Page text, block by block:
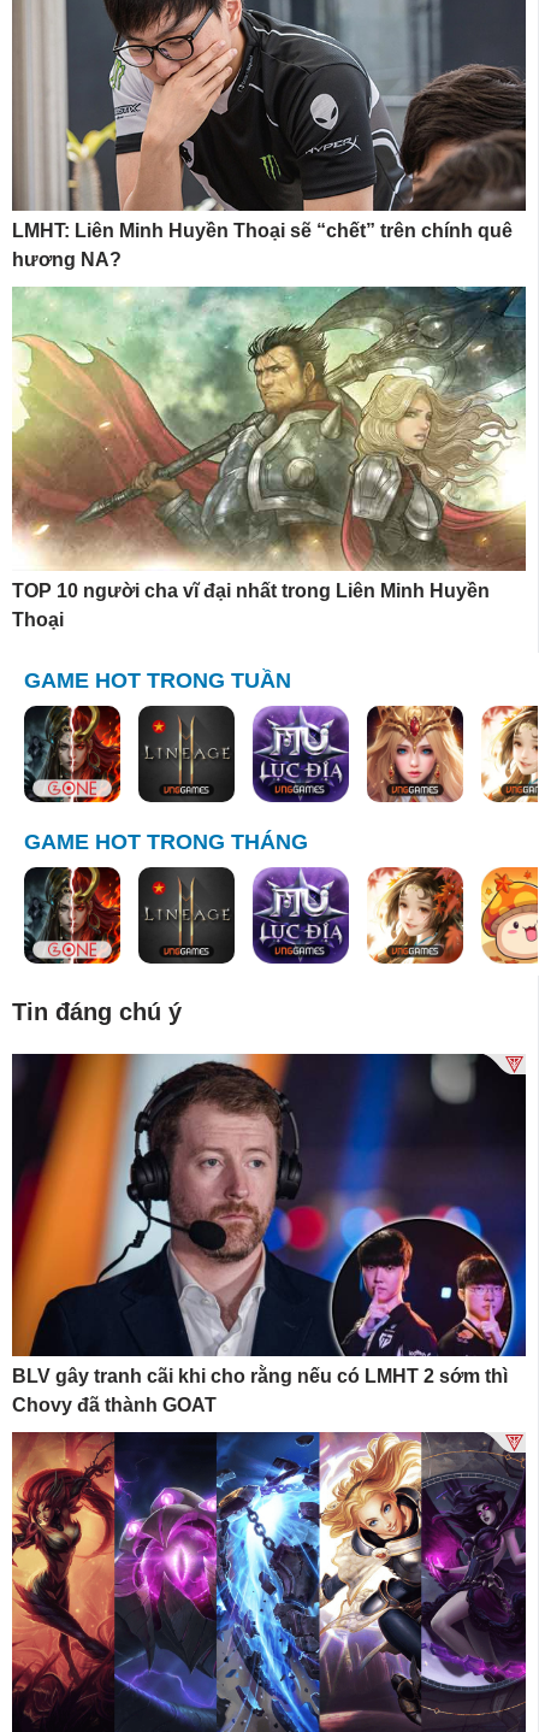
LMHT: Liên Minh Huyền Thoại sẽ “chết” trên chính quê
hương NA?
TOP 10 người cha vĩ đại nhất trong Liên Minh Huyền
Thoại
GAME HOT TRONG TUẦN
GAME HOT TRONG THÁNG
Tin đáng chú ý
BLV gây tranh cãi khi cho rằng nếu có LMHT 2 sớm thì
Chovy đã thành GOAT